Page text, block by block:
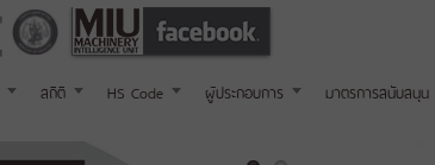
สถิติ HS Code ผู้ประกอบการ มาตรการสนับสนุน